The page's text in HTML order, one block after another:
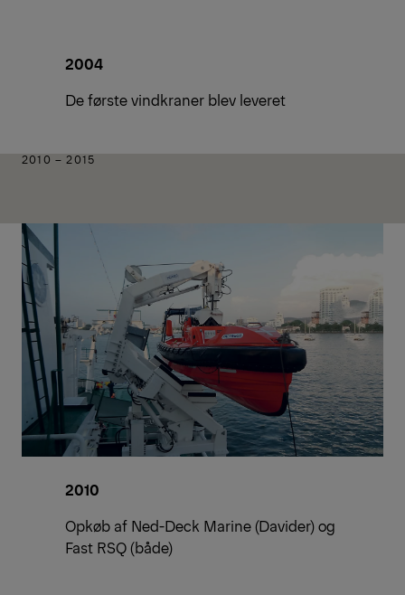
2004
De første vindkraner blev leveret
2010 – 2015
2010
Opkøb af Ned-Deck Marine (Davider) og
Fast RSQ (både)